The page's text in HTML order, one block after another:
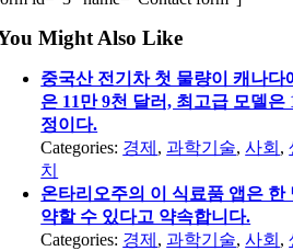
Might Also Like
중국산 전기차 첫 물량이 캐나다
은 11만 9천 달러, 최고급 모델
정이다.
Categories: 경제 ,과학기술,사회 ,
치
온타리오주의 이 식료품 앱은 한
약할 수 있다고 약속합니다.
Categories: 경제 ,과학기술,사회 ,